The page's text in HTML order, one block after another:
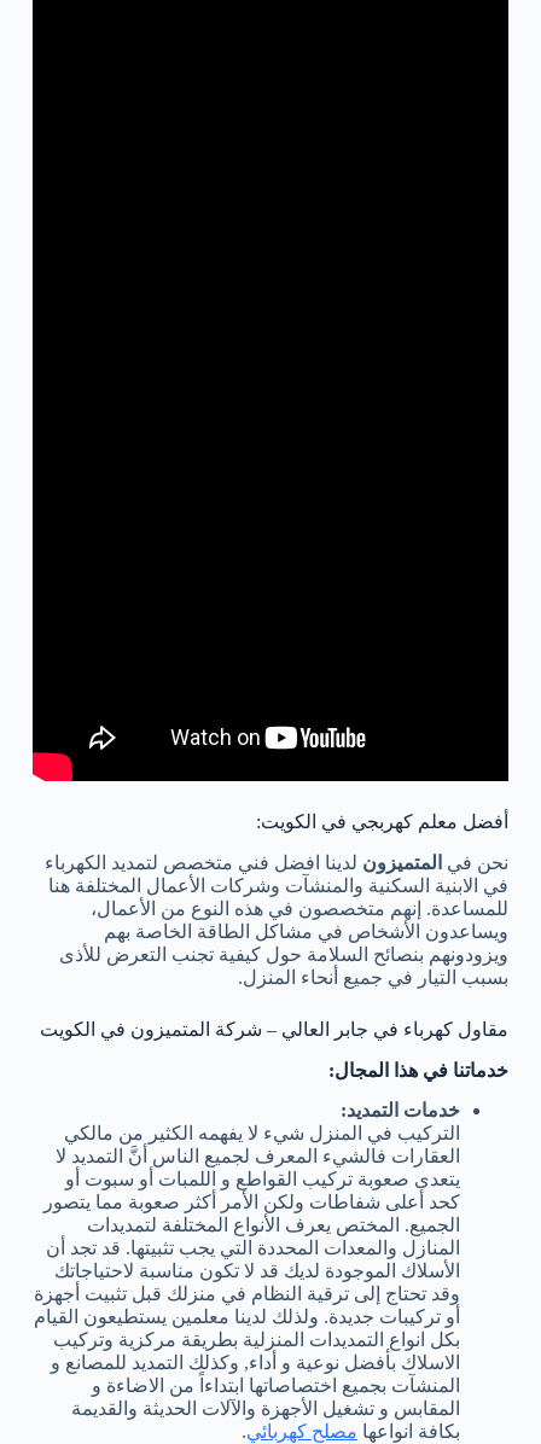
أفضل معلم كهربجي في الكويت:
نحن في المتميزون لدينا افضل فني متخصص لتمديد الكهرباء
في الابنية السكنية والمنشآت وشركات الأعمال المختلفة هنا
للمساعدة. إنهم متخصصون في هذه النوع من الأعمال،
ويساعدون الأشخاص في مشاكل الطاقة الخاصة بهم
ويزودونهم بنصائح السلامة حول كيفية تجنب التعرض للأذى
بسبب التيار في جميع أنحاء المنزل.
مقاول كهرباء في جابر العالي – شركة المتميزون في الكويت
خدماتنا في هذا المجال:
خدمات التمديد:
التركيب في المنزل شيء لا يفهمه الكثير من مالكي
العقارات فالشيء المعرف لجميع الناس أنَّ التمديد لا
يتعدى صعوبة تركيب القواطع و اللمبات أو سبوت أو
كحد أعلى شفاطات ولكن الأمر أكثر صعوبة مما يتصور
الجميع. المختص يعرف الأنواع المختلفة لتمديدات
المنازل والمعدات المحددة التي يجب تثبيتها. قد تجد أن
الأسلاك الموجودة لديك قد لا تكون مناسبة لاحتياجاتك
وقد تحتاج إلى ترقية النظام في منزلك قبل تثبيت أجهزة
أو تركيبات جديدة. ولذلك لدينا معلمين يستطيعون القيام
بكل انواع التمديدات المنزلية بطريقة مركزية وتركيب
الاسلاك بأفضل نوعية و أداء, وكذلك التمديد للمصانع و
المنشآت بجميع اختصاصاتها ابتداءاً من الاضاءة و
المقابس و تشغيل الأجهزة والآلات الحديثة والقديمة
بكافة انواعها مصلح كهربائي.